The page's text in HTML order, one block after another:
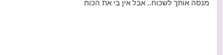
מנסה אותך לשכוח.. אבל אין בי את הכוח